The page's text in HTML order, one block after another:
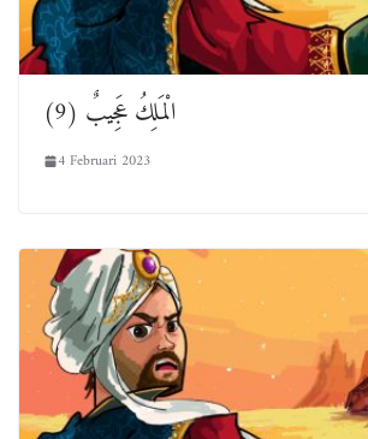
الْمَلِكُ عَجِيبٌ (9)
4 Februari 2023